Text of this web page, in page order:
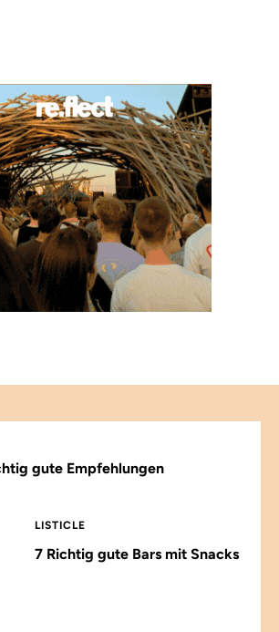
gute Empfehlungen
LISTICLE
7 Richtig gute Bars mit Snacks